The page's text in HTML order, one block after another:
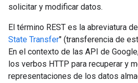
solicitar y modificar datos.
El término REST es la abreviatura
State Transfer" (transferencia de
En el contexto de las API de
los verbos HTTP para recuperar y
representaciones de los datos